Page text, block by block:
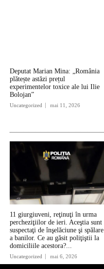
Deputat Marian Mina: „România
plătește astăzi prețul
experimentelor toxice ale lui Ilie
Bolojan”
Uncategorized mai 11, 2026
11 giurgiuveni, reţinuţi în urma
percheziţiilor de ieri. Aceştia sunt
suspectaţi de înşelăciune şi spălare
a banilor. Ce au găsit poliţiştii la
domiciliile acestora?...
Uncategorized mai 6, 2026